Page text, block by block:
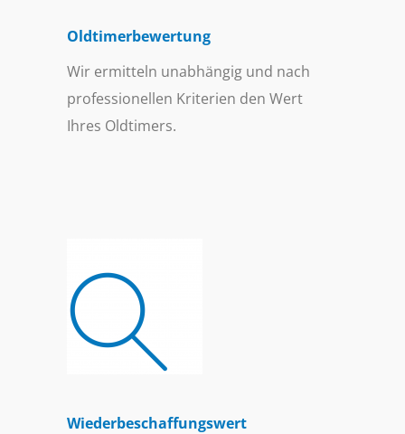
Oldtimer­bewertung
Wir ermitteln unabhängig und nach
professionellen Kriterien den Wert
Ihres Oldtimers.
Wiederbeschaffungs­wert